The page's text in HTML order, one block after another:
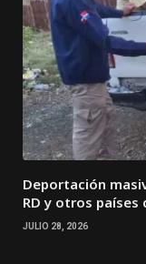
Deportación
RD y otros países
JULIO 28, 2026